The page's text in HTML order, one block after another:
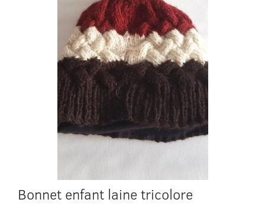
Bonnet enfant laine tricolore